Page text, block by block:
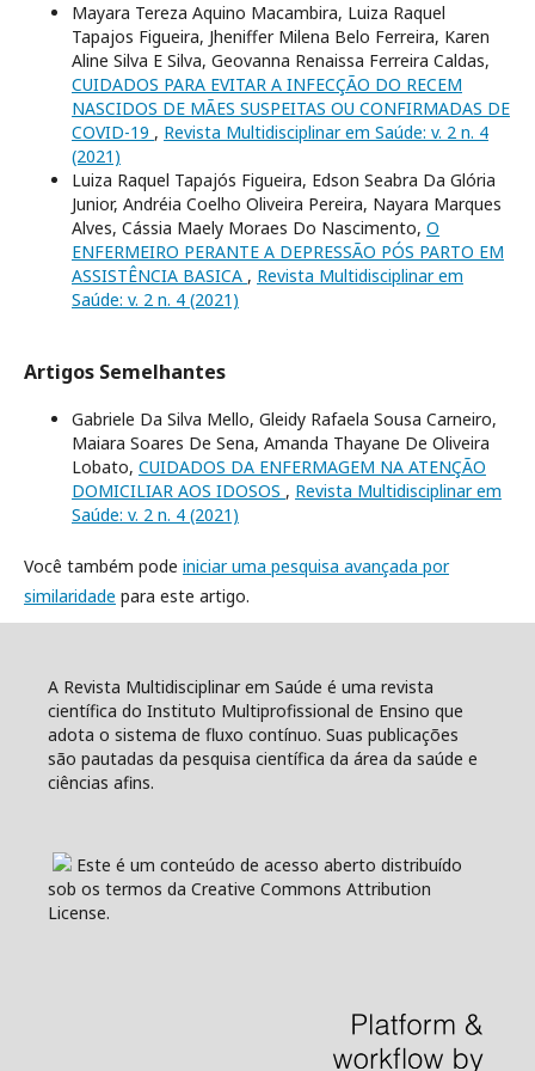
Mayara Tereza Aquino Macambira, Luiza Raquel
Tapajos Figueira, Jheniffer Milena Belo Ferreira, Karen
Aline Silva E Silva, Geovanna Renaissa Ferreira Caldas,
CUIDADOS PARA EVITAR A INFECÇÃO DO RECEM
NASCIDOS DE MÃES SUSPEITAS OU CONFIRMADAS DE
COVID-19 , Revista Multidisciplinar em Saúde: v. 2 n. 4
(2021)
Luiza Raquel Tapajós Figueira, Edson Seabra Da Glória
Junior, Andréia Coelho Oliveira Pereira, Nayara Marques
Alves, Cássia Maely Moraes Do Nascimento, O
ENFERMEIRO PERANTE A DEPRESSÃO PÓS PARTO EM
ASSISTÊNCIA BASICA , Revista Multidisciplinar em
Saúde: v. 2 n. 4 (2021)
Artigos Semelhantes
Gabriele Da Silva Mello, Gleidy Rafaela Sousa Carneiro,
Maiara Soares De Sena, Amanda Thayane De Oliveira
Lobato, CUIDADOS DA ENFERMAGEM NA ATENÇÃO
DOMICILIAR AOS IDOSOS , Revista Multidisciplinar em
Saúde: v. 2 n. 4 (2021)
Você também pode iniciar uma pesquisa avançada por
similaridade para este artigo.
A Revista Multidisciplinar em Saúde é uma revista
científica do Instituto Multiprofissional de Ensino que
adota o sistema de fluxo contínuo. Suas publicações
são pautadas da pesquisa científica da área da saúde e
ciências afins.
Este é um conteúdo de acesso aberto distribuído
sob os termos da Creative Commons Attribution
License.